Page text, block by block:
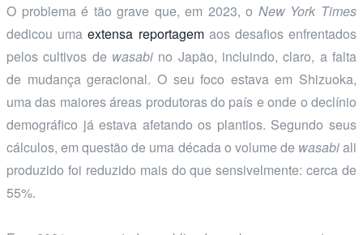
O problema é tão grave que, em 2023, o New York Times
dedicou umaextensa reportagemaos desafios enfrentados
pelos cultivos de wasabi no Japão, incluindo, claro, a falta
de mudança geracional. O seu foco estava em Shizuoka,
uma das maiores áreas produtoras do país e onde o declínio
demográfico já estava afetando os plantios. Segundo seus
cálculos, em questão de uma década o volume de wasabiali
produzido foi reduzido mais do que sensivelmente: cerca de
55%.